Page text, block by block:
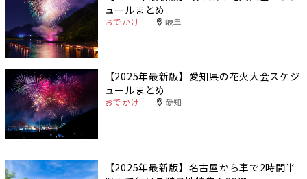
ュールまとめ
おでかけ 岐阜
【2025年最新版】愛知県の花火大会スケジ
ュールまとめ
おでかけ 愛知
【2025年最新版】名古屋から車で2時間半